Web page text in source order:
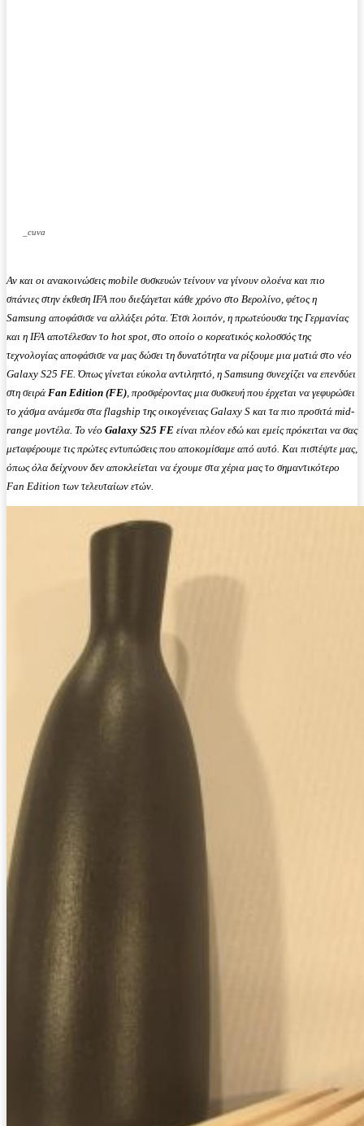
_cuva
Αν και οι ανακοινώσεις mobile συσκευών τείνουν να γίνουν ολοένα και πιο
σπάνιες στην έκθεση IFA που διεξάγεται κάθε χρόνο στο Βερολίνο, φέτος η
Samsung αποφάσισε να αλλάξει ρότα. Έτσι λοιπόν, η πρωτεύουσα της Γερμανίας
και η IFA αποτέλεσαν το hot spot, στο οποίο ο κορεατικός κολοσσός της
τεχνολογίας αποφάσισε να μας δώσει τη δυνατότητα να ρίξουμε μια ματιά στο νέο
Galaxy S25 FE. Όπως γίνεται εύκολα αντιληπτό, η Samsung συνεχίζει να επενδύει
στη σειρά Fan Edition (FE) , προσφέροντας μια συσκευή που έρχεται να γεφυρώσει
το χάσμα ανάμεσα στα flagship της οικογένειας Galaxy S και τα πιο προσιτά mid-
range μοντέλα. Το νέο Galaxy S25 FE είναι πλέον εδώ και εμείς πρόκειται να σας
μεταφέρουμε τις πρώτες εντυπώσεις που αποκομίσαμε από αυτό. Και πιστέψτε μας,
όπως όλα δείχνουν δεν αποκλείεται να έχουμε στα χέρια μας το σημαντικότερο
Fan Edition των τελευταίων ετών.